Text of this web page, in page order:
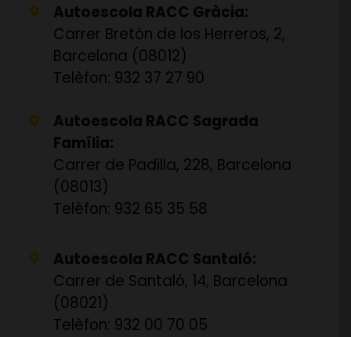
Autoescola RACC Gràcia:
Carrer Bretón de los Herreros, 2,
Barcelona (08012)
Telèfon: 932 37 27 90
Autoescola RACC Sagrada
Família:
Carrer de Padilla, 228, Barcelona
(08013)
Telèfon: 932 65 35 58
Autoescola RACC Santaló:
Carrer de Santaló, 14, Barcelona
(08021)
Telèfon: 932 00 70 05